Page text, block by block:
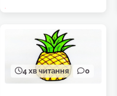
4 хв читання 0